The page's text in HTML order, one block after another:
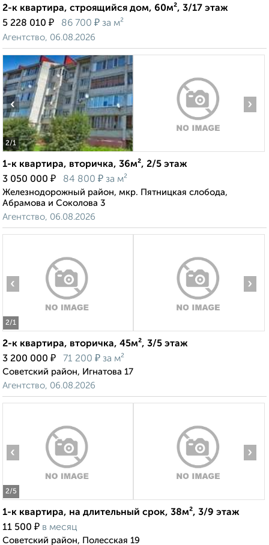
2-к квартира, строящийся дом, 60м², 3/17 этаж
5 228 010 ₽ 86 700 ₽ за м²
Агентство, 06.08.2026
2/1
‹ ›
1-к квартира, вторичка, 36м², 2/5 этаж
3 050 000 ₽ 84 800 ₽ за м²
Железнодорожный район, мкр. Пятницкая слобода,
Абрамова и Соколова 3
Агентство, 06.08.2026
2/1
‹ ›
2-к квартира, вторичка, 45м², 3/5 этаж
3 200 000 ₽ 71 200 ₽ за м²
Советский район, Игнатова 17
Агентство, 06.08.2026
2/5
‹ ›
1-к квартира, на длительный срок, 38м², 3/9 этаж
11 500 ₽ в месяц
Советский район, Полесская 19